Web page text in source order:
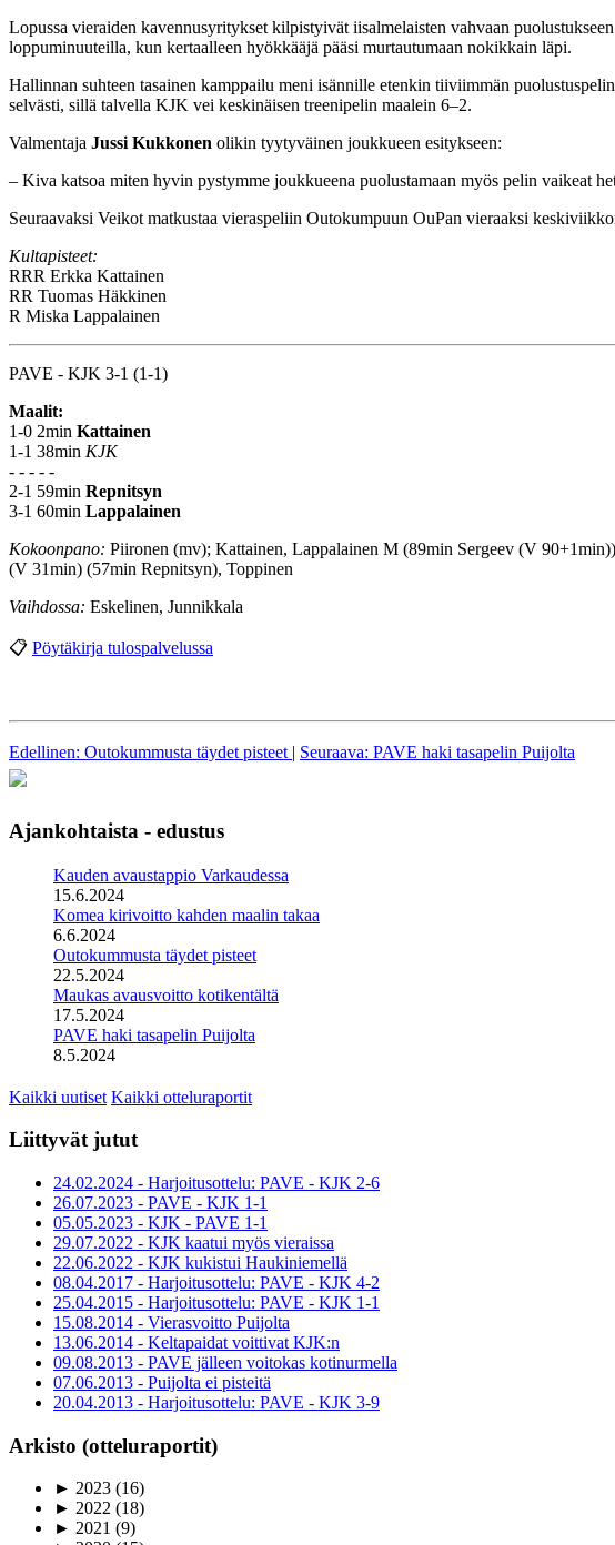
Lopussa vieraiden kavennusyritykset kilpistyivät iisalmelaisten vahvaan
loppuminuuteilla, kun kertaalleen hyökkääjä pääsi murtautumaan nokikkain läpi.
Hallinnan suhteen tasainen kamppailu meni isännille etenkin tiiviimmän
selvästi, sillä talvella KJK vei keskinäisen treenipelin maalein 6–2.
Valmentaja Jussi Kukkonen olikin tyytyväinen joukkueen esitykseen:
– Kiva katsoa miten hyvin pystymme joukkueena puolustamaan myös pelin vaikeat
Seuraavaksi Veikot matkustaa vieraspeliin Outokumpuun OuPan vieraaksi
Kultapisteet:
RRR Erkka Kattainen
RR Tuomas Häkkinen
R Miska Lappalainen
PAVE - KJK 3-1 (1-1)
Maalit:
1-0 2min Kattainen
1-1 38min KJK
- - - - -
2-1 59min Repnitsyn
3-1 60min Lappalainen
Kokoonpano: Piironen (mv); Kattainen, Lappalainen M (89min Sergeev (V
(V 31min) (57min Repnitsyn), Toppinen
Vaihdossa: Eskelinen, Junnikkala
📋 Pöytäkirja tulospalvelussa
Edellinen: Outokummusta täydet pisteet | Seuraava: PAVE haki tasapelin Puijolta
Ajankohtaista - edustus
Kauden avaustappio Varkaudessa
15.6.2024
Komea kirivoitto kahden maalin takaa
6.6.2024
Outokummusta täydet pisteet
22.5.2024
Maukas avausvoitto kotikentältä
17.5.2024
PAVE haki tasapelin Puijolta
8.5.2024
Kaikki uutiset Kaikki otteluraportit
Liittyvät jutut
24.02.2024 - Harjoitusottelu: PAVE - KJK 2-6
26.07.2023 - PAVE - KJK 1-1
05.05.2023 - KJK - PAVE 1-1
29.07.2022 - KJK kaatui myös vieraissa
22.06.2022 - KJK kukistui Haukiniemellä
08.04.2017 - Harjoitusottelu: PAVE - KJK 4-2
25.04.2015 - Harjoitusottelu: PAVE - KJK 1-1
15.08.2014 - Vierasvoitto Puijolta
13.06.2014 - Keltapaidat voittivat KJK:n
09.08.2013 - PAVE jälleen voitokas kotinurmella
07.06.2013 - Puijolta ei pisteitä
20.04.2013 - Harjoitusottelu: PAVE - KJK 3-9
Arkisto (otteluraportit)
► 2023 (16)
► 2022 (18)
► 2021 (9)